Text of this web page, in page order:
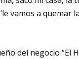
vamos a quemar
del negocio “El